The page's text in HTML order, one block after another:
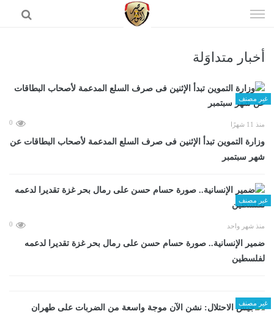
الى
أخبار متداوَلة
غير مصنف
منذ 11 شهرًا 0
وزارة التموين تبدأ الإثنين فى صرف السلع المدعمة لأصحاب البطاقات عن
شهر سبتمبر
غير مصنف
منذ شهر واحد 0
ضمير الإنسانية.. صورة حسام حسن على رمال بحر غزة تقديرا لدعمه
لفلسطين
غير مصنف